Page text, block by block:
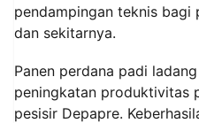
pendampingan teknis
dan sekitarnya.
Panen perdana padi
peningkatan produktivitas
pesisir Depapre.